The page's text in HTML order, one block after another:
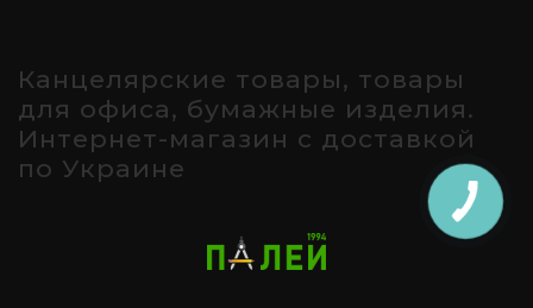
Канцелярские товары, товары
для офиса, бумажные изделия.
Интернет-магазин с доставкой
по Украине